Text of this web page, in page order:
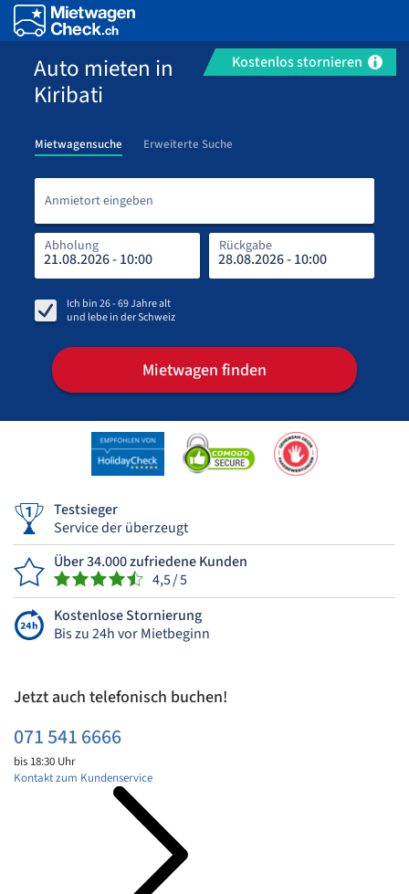
Kostenlos stornieren
Auto mieten in
Kiribati
Mietwagensuche Erweiterte Suche
Anmietort eingeben
Abholung Rückgabe
Ich bin26 - 69Jahre alt
und lebe inder Schweiz
Mietwagen finden
Testsieger
Service der überzeugt
Über 34.000 zufriedene Kunden
4,5 / 5
Kostenlose Stornierung
Bis zu 24h vor Mietbeginn
Jetzt auch telefonisch buchen!
071 541 6666
bis 18:30 Uhr
Kontakt zum Kundenservice